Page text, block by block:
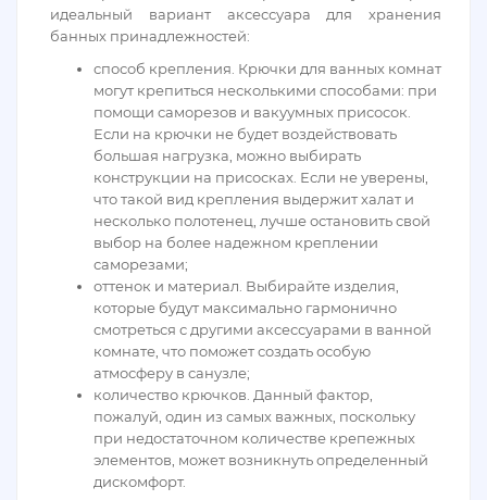
идеальный вариант аксессуара для хранения
банных принадлежностей:
способ крепления. Крючки для ванных комнат
могут крепиться несколькими способами: при
помощи саморезов и вакуумных присосок.
Если на крючки не будет воздействовать
большая нагрузка, можно выбирать
конструкции на присосках. Если не уверены,
что такой вид крепления выдержит халат и
несколько полотенец, лучше остановить свой
выбор на более надежном креплении
саморезами;
оттенок и материал. Выбирайте изделия,
которые будут максимально гармонично
смотреться с другими аксессуарами в ванной
комнате, что поможет создать особую
атмосферу в санузле;
количество крючков. Данный фактор,
пожалуй, один из самых важных, поскольку
при недостаточном количестве крепежных
элементов, может возникнуть определенный
дискомфорт.